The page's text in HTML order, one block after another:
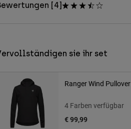
[4]
sie ihr set
Ranger Wind Pullover
4 Farben verfügbar
€ 99,99